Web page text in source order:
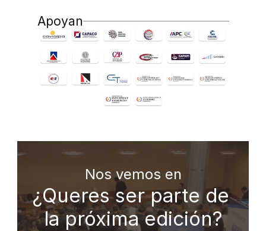
Apoyan
Nos vemos en
¿Queres ser parte de
la próxima edición?